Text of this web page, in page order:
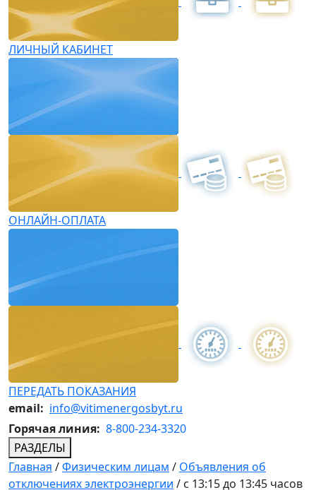
ЛИЧНЫЙ КАБИНЕТ
ОНЛАЙН-ОПЛАТА
ПЕРЕДАТЬ ПОКАЗАНИЯ
email: info@vitimenergosbyt.ru
Горячая линия: 8-800-234-3320
РАЗДЕЛЫ
Главная /Физическим лицам / Объявления об
отключениях электроэнергии / с 13:15 до 13:45 часов